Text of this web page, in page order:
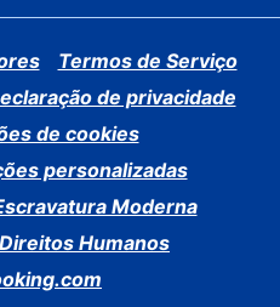
Termos de Serviço
de privacidade
de cookies
personalizadas
Moderna
Humanos